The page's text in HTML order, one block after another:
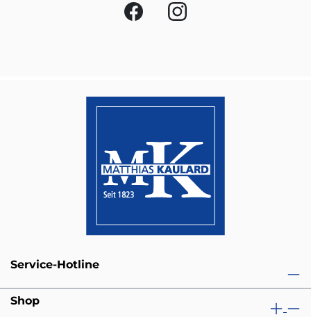
Service-Hotline
Shop